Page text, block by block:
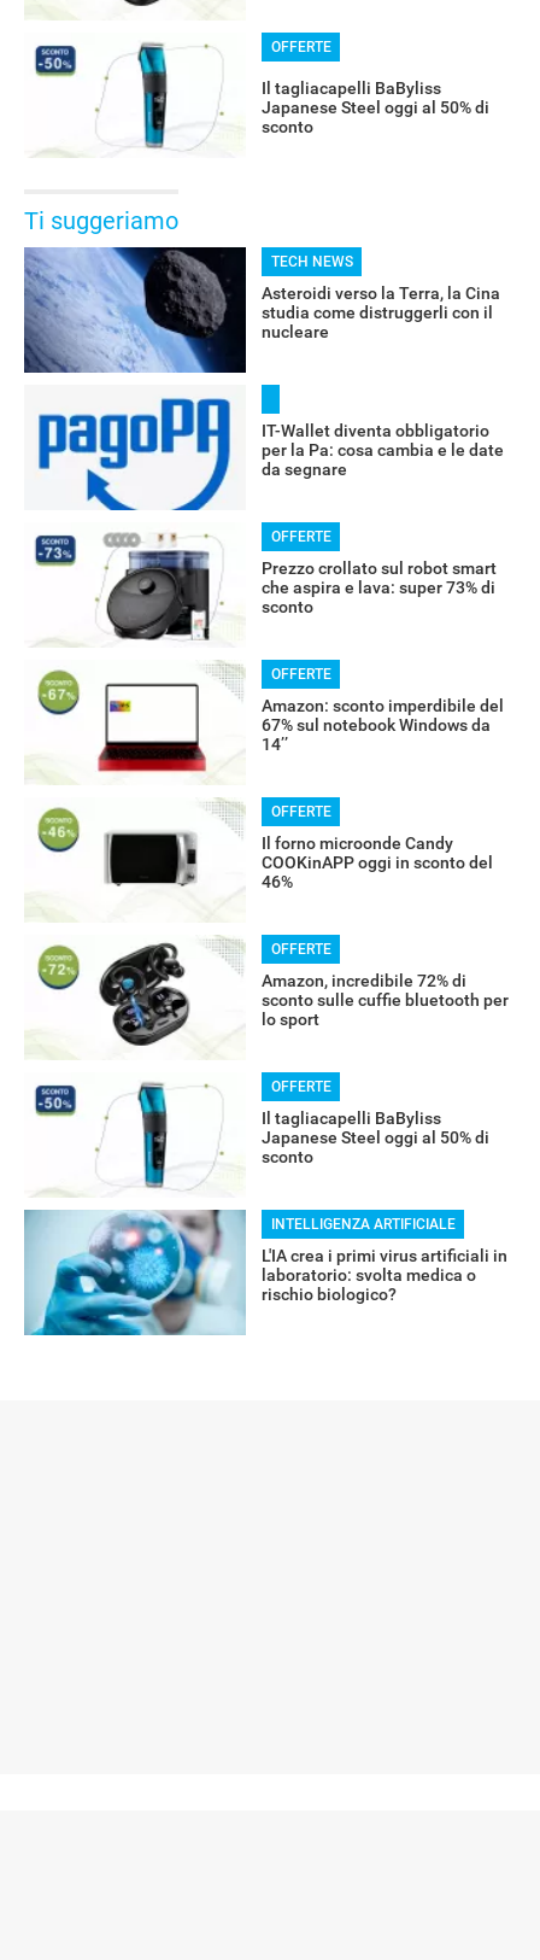
RECENSIONI
OFFERTE
Il tagliacapelli BaByliss
Japanese Steel oggi al 50% di
sconto
Ti suggeriamo
TECH NEWS
Asteroidi verso la Terra, la Cina
studia come distruggerli con il
nucleare
IT-Wallet diventa obbligatorio
per la Pa: cosa cambia e le date
da segnare
OFFERTE
Prezzo crollato sul robot smart
che aspira e lava: super 73% di
sconto
OFFERTE
Amazon: sconto imperdibile del
67% sul notebook Windows da
14’’
OFFERTE
Il forno microonde Candy
COOKinAPP oggi in sconto del
46%
OFFERTE
Amazon, incredibile 72% di
sconto sulle cuffie bluetooth per
lo sport
OFFERTE
Il tagliacapelli BaByliss
Japanese Steel oggi al 50% di
sconto
INTELLIGENZA ARTIFICIALE
L'IA crea i primi virus artificiali in
laboratorio: svolta medica o
rischio biologico?